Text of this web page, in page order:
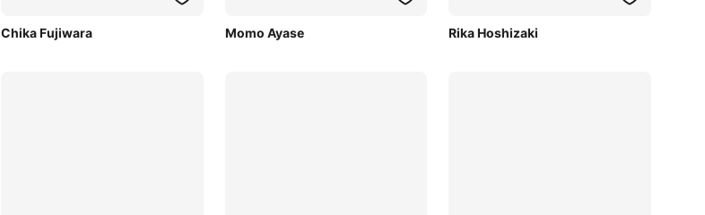
Chika Fujiwara Momo Ayase Rika Hoshizaki